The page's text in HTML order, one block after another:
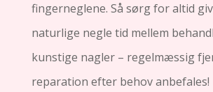
fingerneglene. Så sørg for altid
naturlige negle tid mellem
kunstige nagler – regelmæssig
reparation efter behov anbefales!